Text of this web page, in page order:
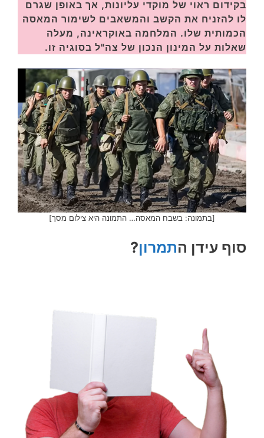
בקידום ראוי של מוקדי עליונות, אך באופן שגרם
לו להזניח את הקשב והמשאבים לשימור המאסה
הכמותית שלו. המלחמה באוקראינה, מעלה
שאלות על המינון הנכון של צה"ל בסוגיה זו.
[בתמונה: בשבח המאסה… התמונה היא צילום מסך]
סוף עידן התמרון?